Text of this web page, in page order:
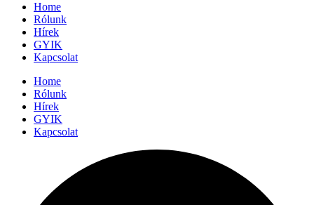
Home
Rólunk
Hírek
GYIK
Kapcsolat
Home
Rólunk
Hírek
GYIK
Kapcsolat